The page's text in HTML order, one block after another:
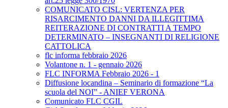
COMUNICATO CISL: VERTENZA PER
RISARCIMENTO DANNI DA ILLEGITTIMA
REITERAZIONE DI CONTRATTI A TEMPO
DETERMINATO – INSEGNANTI DI RELIGIONE
CATTOLICA
flc informa febbraio 2026
Volantone n. 1 - gennaio 2026
FLC INFORMA Febbraio 2026 - 1
Diffusione locandina – Seminario di formazione “La
scuola del NOI” - ANIEF VERONA
Comunicato FLC CGIL